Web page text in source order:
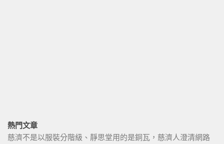
熱門文章
慈濟不是以服裝分階級、靜思堂用的是銅瓦，慈濟人澄清網路